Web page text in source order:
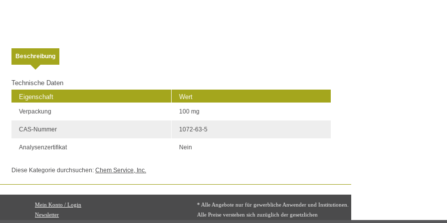
Beschreibung
Technische Daten
Eigenschaft
Wert
Verpackung 100 mg
CAS-Nummer 1072-63-5
Analysenzertifikat Nein
Diese Kategorie durchsuchen: Chem Service, Inc.
Mein Konto / Login
Newsletter
* Alle Angebote nur für gewerbliche Anwender und Institutionen.
Alle Preise verstehen sich zuzüglich der gesetzlichen